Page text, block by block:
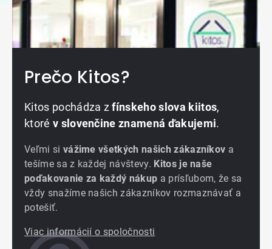
Prečo Kitos?
Kitos pochádza zfínskeho slova kiitos,
ktoré v slovenčine znamená ďakujemi.
Veľmi si vážime všetkých našich zákazníkov a
tešíme sa z každej návštevy. Kitos je naše
poďakovanie za každý nákup a prísľubom, že sa
vždy snažíme našich zákazníkov rozmaznávať a
potešiť.
Viac informácií o spoločnosti